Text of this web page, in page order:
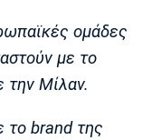
ομάδες
με το
Μίλαν.
το brand της